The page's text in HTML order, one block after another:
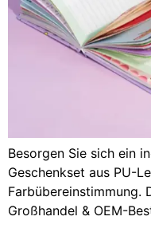
Besorgen Sie sich ein
Geschenkset aus PU-
Farbübereinstimmung.
Großhandel & OEM-